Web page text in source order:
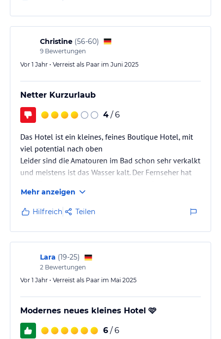
Christine (56-60)
9 Bewertungen
Vor 1 Jahr • Verreist als Paar im Juni 2025
Netter Kurzurlaub
4 / 6
Das Hotel ist ein kleines, feines Boutique Hotel, mit
viel potential nach oben
Leider sind die Amatouren im Bad schon sehr verkalkt
und meistens ist das Wasser kalt. Der Fernseher hat
Pool bräuchten dringend Farbe, aber leider bemerkt
es niemand. Ein toll angelegter Garten, aber an der
kleinen Poolbar viel zu hohe Getränkepreise. Der
Rundherumblick fehlt leider.
Mehr anzeigen
Hilfreich Teilen
Lara (19-25)
2 Bewertungen
Vor 1 Jahr • Verreist als Paar im Mai 2025
Modernes neues kleines Hotel 🩷
6 / 6